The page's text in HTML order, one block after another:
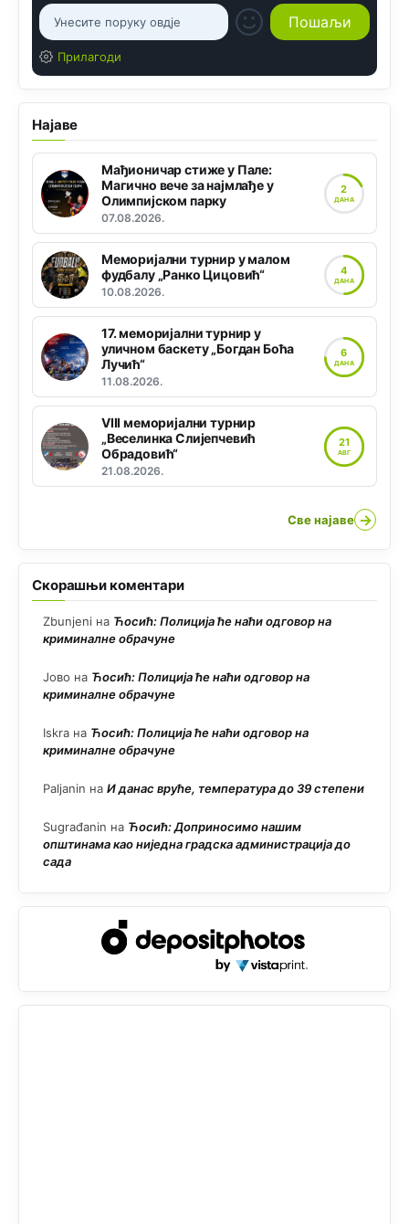
Прилагоди
Најаве
Мађионичар стиже у Пале:
Магично вече за најмлађе у
Олимпијском парку
07.08.2026.
2
ДАНА
Меморијални турнир у малом
фудбалу „Ранко Цицовић“
10.08.2026.
4
ДАНА
17. меморијални турнир у
уличном баскету „Богдан Боћа
Лучић“
11.08.2026.
6
ДАНА
VIII меморијални турнир
„Веселинка Слијепчевић
Обрадовић“
21.08.2026.
21
АВГ
Све најаве →
Скорашњи коментари
Zbunjeni на Ћосић: Полиција ће наћи одговор на
криминалне обрачуне
Јово на Ћосић: Полиција ће наћи одговор на
криминалне обрачуне
Iskra на Ћосић: Полиција ће наћи одговор на
криминалне обрачуне
Paljanin на И данас вруће, температура до 39 степени
Sugrađanin на Ћосић: Доприносимо нашим
општинама као ниједна градска администрација до
сада